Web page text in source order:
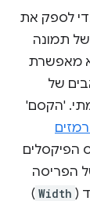
לספק את
של תמונה
מאפשרת
של
'הקסם'
רמזים
הפיקסלים
הפריסה
(
Width
)